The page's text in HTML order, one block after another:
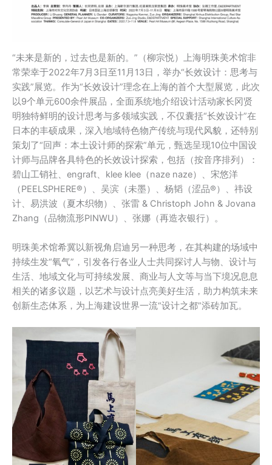
“未来是新的，过去也是新的。”（柳宗悦）上海明珠美术馆非
常荣幸于2022年7月3日至11月13日，举办“长效设计：思考与
实践”展览。作为“长效设计”理念在上海的首个大型展览，此次
以9个单元600余件展品，全面系统地介绍设计活动家长冈贤
明独特鲜明的设计思考与多领域实践，不仅囊括“长效设计”在
日本的丰硕成果，深入地域特色物产传统与现代风貌，还特别
策划了“回声：本土设计师的探索”单元，甄选呈现10位中国设
计师与品牌各具特色的长效设计探索，包括（按音序排列）：
碧山工销社、engraft、klee klee（naze naze）、宋悠洋
（PEELSPHERE®）、吴滨（未墨）、杨韬（涩品®）、祎设
计、易洪波（夏木织物）、张雷 & Christoph John & Jovana
Zhang（品物流形PINWU）、张娜（再造衣银行）。
明珠美术馆希冀以新视角启迪另一种思考，在其构建的场域中
持续生发“氧气”，引发各行各业人士共同探讨人与物、设计与
生活、地域文化与可持续发展、商业与人文等与当下境况息息
相关的诸多议题，以艺术与设计点亮美好生活，助力构筑未来
创新生态体系，为上海建设世界一流“设计之都”添砖加瓦。